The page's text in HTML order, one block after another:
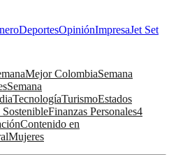
DeportesOpiniónImpresaJet Set
Mejor ColombiaSemana
Semana
TecnologíaTurismoEstados
SostenibleFinanzas Personales4
Contenido en
Mujeres